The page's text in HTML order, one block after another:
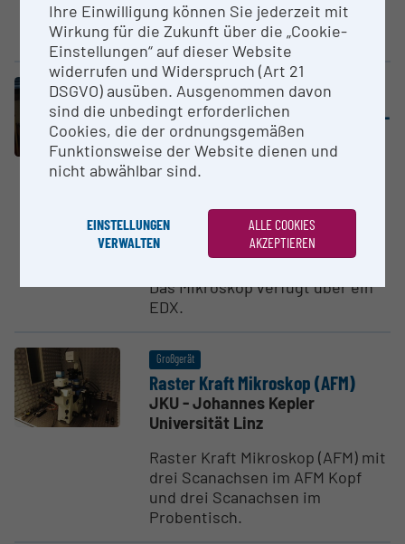
biologischer Proben optimiert.
Das AFM unterstützt...
Großgerät
Raste­r­e­lek­tro­nen­mi­kroskop (JEOL
JSM-6360LV) mit EDX (Bruker)
JKU - Johannes Kepler
Universität Linz
Elektronenmikroskop mit
unterschiedlichen
Arbeitsdrücken (auch für
Das Mikroskop verfügt über ein
EDX.
Großgerät
Raster Kraft Mikroskop (AFM)
JKU - Johannes Kepler
Universität Linz
Raster Kraft Mikroskop (AFM) mit
drei Scanachsen im AFM Kopf
und drei Scanachsen im
Probentisch.
Ihre Einwilligung können Sie jederzeit mit
Wirkung für die Zukunft über die „Cookie-
Einstellungen“ auf dieser Website
widerrufen und Widerspruch (Art 21
DSGVO) ausüben. Ausgenommen davon
sind die unbedingt erforderlichen
Cookies, die der ordnungsgemäßen
Funktionsweise der Website dienen und
nicht abwählbar sind.
EINSTELLUNGEN
VERWALTEN
ALLE COOKIES
AKZEPTIEREN